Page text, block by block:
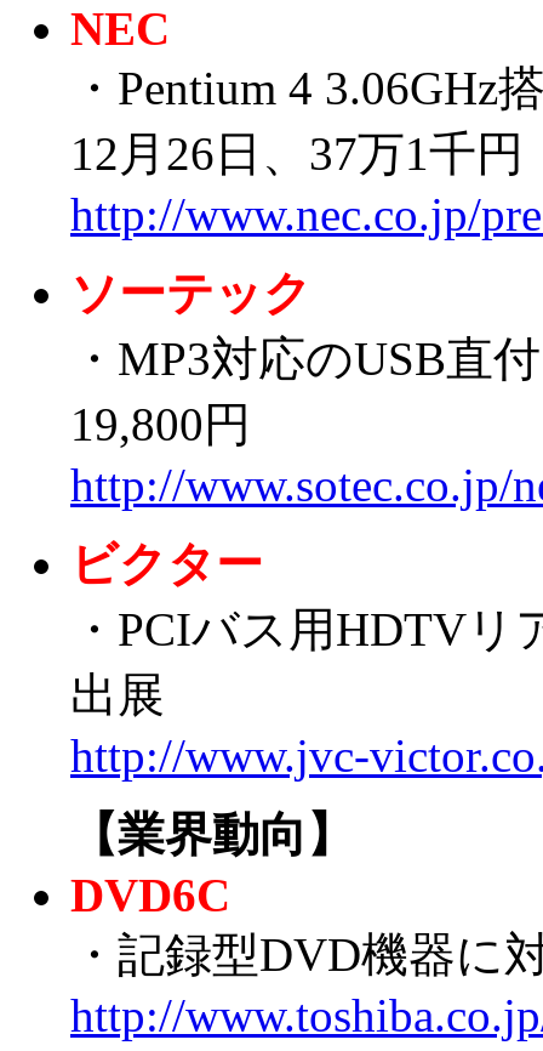
NEC
・Pentium 4
12月26日、37万1千円
http://www.nec.co.jp/
ソーテック
・MP3対応のUSB直
19,800円
http://www.sotec.co.jp/
ビクター
・PCIバス用HDTV
出展
http://www.jvc-
【業界動向】
DVD6C
・記録型DVD機器に
http://